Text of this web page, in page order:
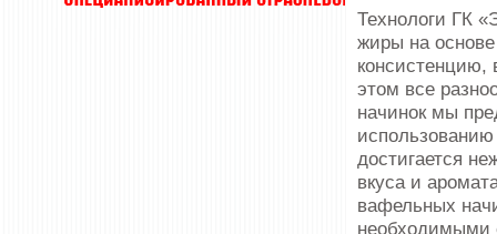
Технологи ГК
жиры на
консистенцию,
этом все
начинок мы
использованию
достигается
вкуса и
вафельных
необходимыми